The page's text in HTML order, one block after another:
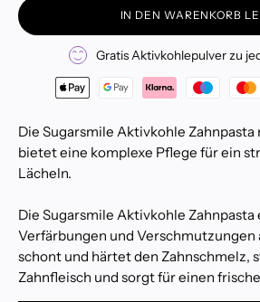
IN DEN WARENKORB
Gratis Aktivkohlepulver zu
Die Sugarsmile Aktivkohle
bietet eine komplexe Pflege für ein
Lächeln.
Die Sugarsmile Aktivkohle
Verfärbungen und Verschmutzungen
schont und härtet den Zahnschmelz,
Zahnfleisch und sorgt für einen